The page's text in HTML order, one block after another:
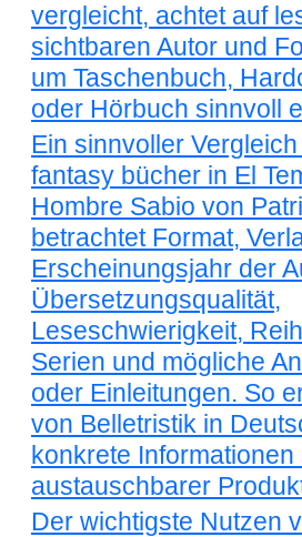
vergleicht, achtet auf
sichtbaren Autor und
um Taschenbuch,
oder Hörbuch sinnvoll
Ein sinnvoller
fantasy bücher in El
Hombre Sabio von
betrachtet Format,
Erscheinungsjahr der
Übersetzungsqualität,
Leseschwierigkeit,
Serien und mögliche
oder Einleitungen. So
von Belletristik in
konkrete Informationen
austauschbarer
Der wichtigste Nutzen